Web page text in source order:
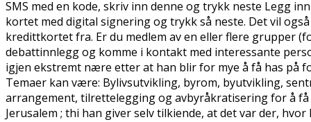
SMS med en kode, skriv inn denne og trykk neste Legg
kortet med digital signering og trykk så neste. Det vil
kredittkortet fra. Er du medlem av en eller flere grupper
debattinnlegg og komme i kontakt med interessante
igjen ekstremt nære etter at han blir for mye å få has på
Temaer kan være: Bylivsutvikling, byrom, byutvikling,
arrangement, tilrettelegging og avbyråkratisering for å
Jerusalem ; thi han giver selv tilkiende, at det var der,